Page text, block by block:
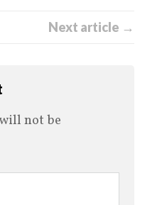
Next article →
not be